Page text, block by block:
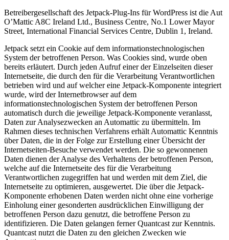
Betreibergesellschaft des Jetpack-Plug-Ins für WordPress ist die Aut
O’Mattic A8C Ireland Ltd., Business Centre, No.1 Lower Mayor
Street, International Financial Services Centre, Dublin 1, Ireland.
Jetpack setzt ein Cookie auf dem informationstechnologischen
System der betroffenen Person. Was Cookies sind, wurde oben
bereits erläutert. Durch jeden Aufruf einer der Einzelseiten dieser
Internetseite, die durch den für die Verarbeitung Verantwortlichen
betrieben wird und auf welcher eine Jetpack-Komponente integriert
wurde, wird der Internetbrowser auf dem
informationstechnologischen System der betroffenen Person
automatisch durch die jeweilige Jetpack-Komponente veranlasst,
Daten zur Analysezwecken an Automattic zu übermitteln. Im
Rahmen dieses technischen Verfahrens erhält Automattic Kenntnis
über Daten, die in der Folge zur Erstellung einer Übersicht der
Internetseiten-Besuche verwendet werden. Die so gewonnenen
Daten dienen der Analyse des Verhaltens der betroffenen Person,
welche auf die Internetseite des für die Verarbeitung
Verantwortlichen zugegriffen hat und werden mit dem Ziel, die
Internetseite zu optimieren, ausgewertet. Die über die Jetpack-
Komponente erhobenen Daten werden nicht ohne eine vorherige
Einholung einer gesonderten ausdrücklichen Einwilligung der
betroffenen Person dazu genutzt, die betroffene Person zu
identifizieren. Die Daten gelangen ferner Quantcast zur Kenntnis.
Quantcast nutzt die Daten zu den gleichen Zwecken wie